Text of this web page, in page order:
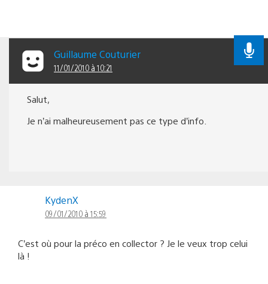
Guillaume Couturier
11/01/2010 à 10:21
Salut,
Je n’ai malheureusement pas ce type d’info.
KydenX
09/01/2010 à 15:59
C’est où pour la préco en collector ? Je le veux trop celui
là !